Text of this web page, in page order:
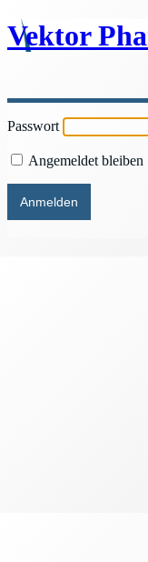
Vektor
Passwort
Angemeldet bleiben